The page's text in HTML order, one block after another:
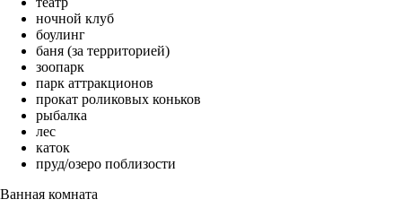
ночной клуб
боулинг
баня (за территорией)
зоопарк
парк аттракционов
прокат роликовых коньков
рыбалка
лес
каток
пруд/озеро поблизости
Ванная комната